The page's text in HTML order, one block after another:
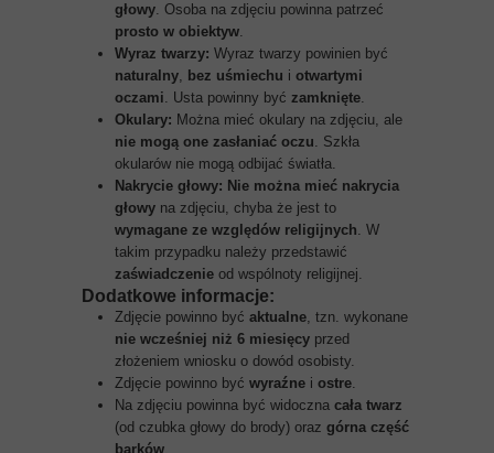
głowy. Osoba na zdjęciu powinna patrzeć
prosto w obiektyw.
Wyraz twarzy: Wyraz twarzy powinien być
naturalny, bez uśmiechu i otwartymi
oczami. Usta powinny być zamknięte.
Okulary: Można mieć okulary na zdjęciu, ale
nie mogą one zasłaniać oczu. Szkła
okularów nie mogą odbijać światła.
Nakrycie głowy: Nie można mieć nakrycia
głowy na zdjęciu, chyba że jest to
wymagane ze względów religijnych. W
takim przypadku należy przedstawić
zaświadczenie od wspólnoty religijnej.
Dodatkowe informacje:
Zdjęcie powinno być aktualne, tzn. wykonane
nie wcześniej niż 6 miesięcy przed
złożeniem wniosku o dowód osobisty.
Zdjęcie powinno być wyraźne i ostre.
Na zdjęciu powinna być widoczna cała twarz
(od czubka głowy do brody) oraz górna część
barków.